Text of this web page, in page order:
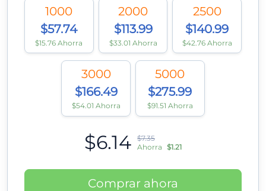
1000
$57.74
$15.76 Ahorra
2000
$113.99
$33.01 Ahorra
2500
$140.99
$42.76 Ahorra
3000
$166.49
$54.01 Ahorra
5000
$275.99
$91.51 Ahorra
$6.14
$7.35
Ahorra $1.21
Comprar ahora